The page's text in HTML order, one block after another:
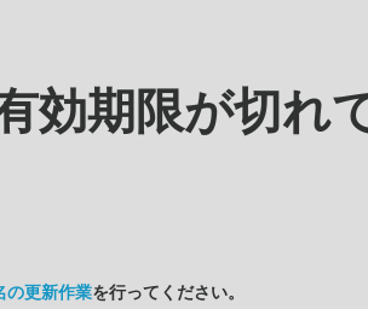
効期限が切れ
の更新作業を行ってください。